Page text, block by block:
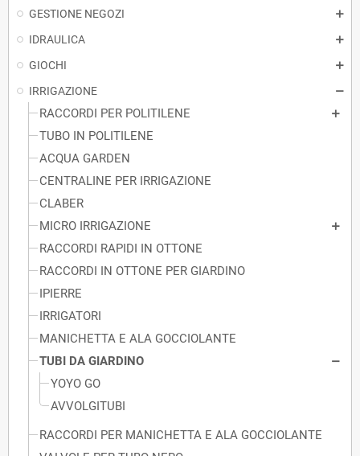
GESTIONE NEGOZI
IDRAULICA
GIOCHI
IRRIGAZIONE
RACCORDI PER POLITILENE
TUBO IN POLITILENE
ACQUA GARDEN
CENTRALINE PER IRRIGAZIONE
CLABER
MICRO IRRIGAZIONE
RACCORDI RAPIDI IN OTTONE
RACCORDI IN OTTONE PER GIARDINO
IPIERRE
IRRIGATORI
MANICHETTA E ALA GOCCIOLANTE
TUBI DA GIARDINO
YOYO GO
AVVOLGITUBI
RACCORDI PER MANICHETTA E ALA GOCCIOLANTE